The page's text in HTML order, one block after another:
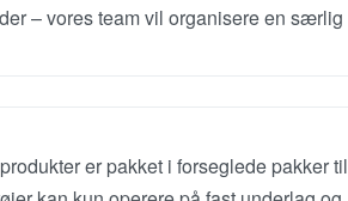
– vores team vil organisere en særlig
er pakket i forseglede pakker til